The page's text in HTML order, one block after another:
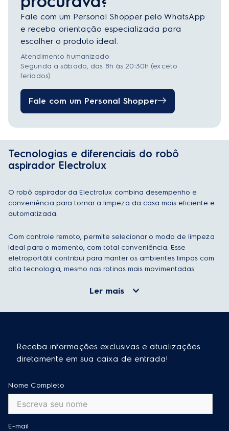
Fale com um Personal Shopper pelo WhatsApp
e receba orientação especializada para
escolher o produto ideal.
Atendimento humanizado:
Segunda a sábado, das 8h às 20:30h (exceto
feriados)
Fale com um Personal Shopper
Tecnologias e diferenciais do robô
aspirador Electrolux
O robô aspirador da Electrolux combina desempenho e
conveniência para tornar a limpeza da casa mais eficiente e
automatizada.
Com controle remoto, permite selecionar o modo de limpeza
ideal para o momento, com total conveniência. Esse
eletroportátil contribui para manter os ambientes limpos com
alta tecnologia, mesmo nas rotinas mais movimentadas.
Ler mais
Receba informações exclusivas e atualizações
diretamente em sua caixa de entrada!
Nome Completo
E-mail